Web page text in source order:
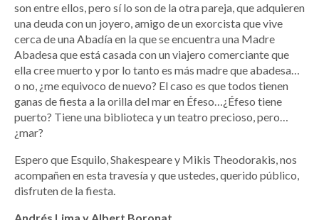
son entre ellos, pero sí lo son de la otra pareja, que adquieren
una deuda con un joyero, amigo de un exorcista que vive
cerca de una Abadía en la que se encuentra una Madre
Abadesa que está casada con un viajero comerciante que
ella cree muerto y por lo tanto es más madre que abadesa…
o no, ¿me equivoco de nuevo? El caso es que todos tienen
ganas de fiesta a la orilla del mar en Éfeso…¿Éfeso tiene
puerto? Tiene una biblioteca y un teatro precioso, pero…
¿mar?
Espero que Esquilo, Shakespeare y Mikis Theodorakis, nos
acompañen en esta travesía y que ustedes, querido público,
disfruten de la fiesta.